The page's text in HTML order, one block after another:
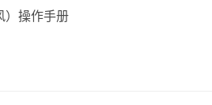
）操作手册